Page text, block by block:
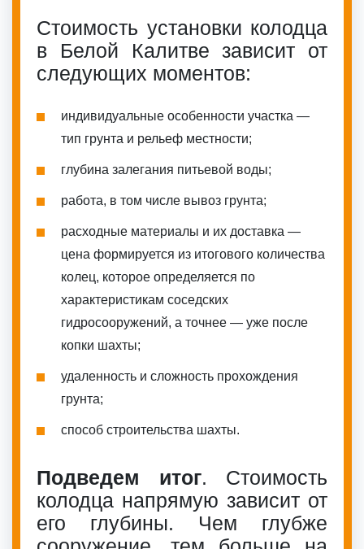
Стоимость установки колодца
в Белой Калитве зависит от
следующих моментов:
индивидуальные особенности участка —
тип грунта и рельеф местности;
глубина залегания питьевой воды;
работа, в том числе вывоз грунта;
расходные материалы и их доставка —
цена формируется из итогового количества
колец, которое определяется по
характеристикам соседских
гидросооружений, а точнее — уже после
копки шахты;
удаленность и сложность прохождения
грунта;
способ строительства шахты.
Подведем итог. Стоимость
колодца напрямую зависит от
его глубины. Чем глубже